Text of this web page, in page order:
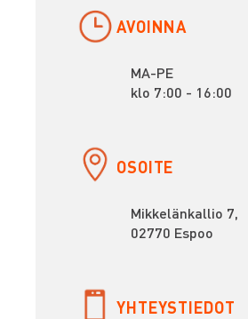
AVOINNA
MA-PE
klo 7:00 - 16:00
OSOITE
Mikkelänkallio 7,
02770 Espoo
YHTEYSTIEDOT